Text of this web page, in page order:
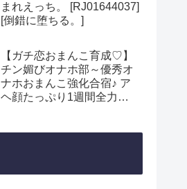
まれえっち。 [RJ01644037]
[倒錯に堕ちる。]
【ガチ恋おまんこ育成♡】
チン媚びオナホ部～優秀オ
ナホおまんこ強化合宿♪ ア
ヘ顔たっぷり1週間全力ち